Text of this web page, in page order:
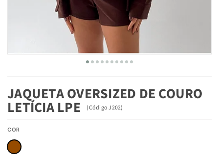
JAQUETA OVERSIZED DE COURO
LETÍCIA LPE (CódigoJ202)
COR